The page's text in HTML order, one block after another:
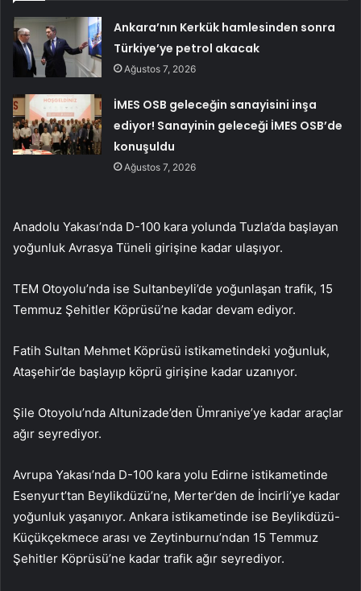
Ankara’nın Kerkük hamlesinden sonra
Türkiye’ye petrol akacak
Ağustos 7, 2026
İMES OSB geleceğin sanayisini inşa
ediyor! Sanayinin geleceği İMES OSB’de
konuşuldu
Ağustos 7, 2026
Anadolu Yakası’nda D-100 kara yolunda Tuzla’da başlayan
yoğunluk Avrasya Tüneli girişine kadar ulaşıyor.
TEM Otoyolu’nda ise Sultanbeyli’de yoğunlaşan trafik, 15
Temmuz Şehitler Köprüsü’ne kadar devam ediyor.
Fatih Sultan Mehmet Köprüsü istikametindeki yoğunluk,
Ataşehir’de başlayıp köprü girişine kadar uzanıyor.
Şile Otoyolu’nda Altunizade’den Ümraniye’ye kadar araçlar
ağır seyrediyor.
Avrupa Yakası’nda D-100 kara yolu Edirne istikametinde
Esenyurt’tan Beylikdüzü’ne, Merter’den de İncirli’ye kadar
yoğunluk yaşanıyor. Ankara istikametinde ise Beylikdüzü-
Küçükçekmece arası ve Zeytinburnu’ndan 15 Temmuz
Şehitler Köprüsü’ne kadar trafik ağır seyrediyor.